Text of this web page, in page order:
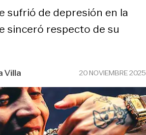
sufrió de depresión en la
sinceró respecto de su
Villa 20 NOVIEMBRE 2025